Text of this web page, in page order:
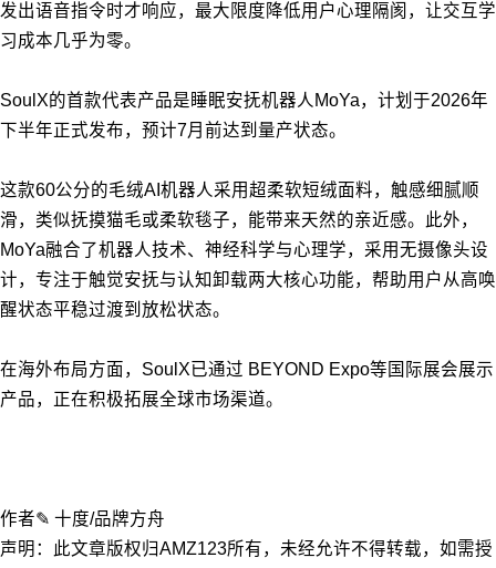
发出语音指令时才响应，最大限度降低用户心理隔阂，让交互学
习成本几乎为零。
SoulX的首款代表产品是睡眠安抚机器人MoYa，计划于2026年
下半年正式发布，预计7月前达到量产状态。
这款60公分的毛绒AI机器人采用超柔软短绒面料，触感细腻顺
滑，类似抚摸猫毛或柔软毯子，能带来天然的亲近感。
此外，
MoYa融合了机器人技术、神经科学与心理学，采用无摄像头设
计，专注于触觉安抚与认知卸载两大核心功能，帮助用户从高唤
醒状态平稳过渡到放松状态。
在海外布局方面，SoulX已通过 BEYOND Expo等国际展会展示
产品，正在积极拓展全球市场渠道。
作者✎ 十度/品牌方舟
声明：此文章版权归AMZ123所有，未经允许不得转载，如需授